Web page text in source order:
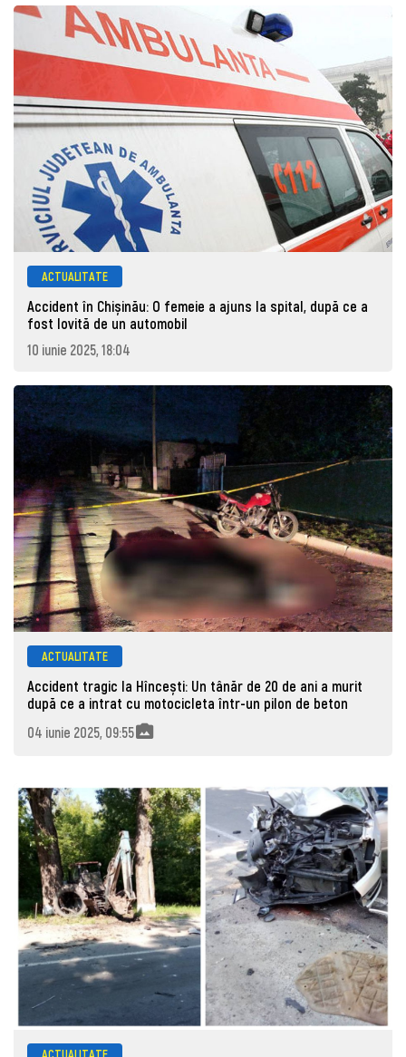
ACTUALITATE
Accident în Chișinău: O femeie a ajuns la spital, după ce a
fost lovită de un automobil
10 iunie 2025, 18:04
ACTUALITATE
Accident tragic la Hîncești: Un tânăr de 20 de ani a murit
după ce a intrat cu motocicleta într-un pilon de beton
04 iunie 2025, 09:55
ACTUALITATE